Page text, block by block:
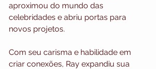
aproximou do mundo das
celebridades e abriu portas para
novos projetos.
Com seu carisma e habilidade em
criar conexões, Ray expandiu sua